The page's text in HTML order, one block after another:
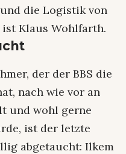
die Logistik von
Klaus Wohlfarth.
der der BBS die
nach wie vor an
und wohl gerne
ist der letzte
abgetaucht: Ilkem